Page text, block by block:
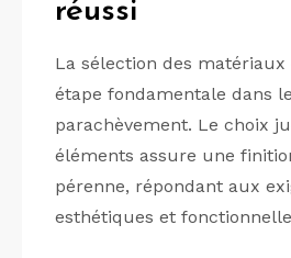
réussi
La sélection des
étape fondamentale dans
parachèvement. Le choix
éléments assure une
pérenne, répondant aux
esthétiques et